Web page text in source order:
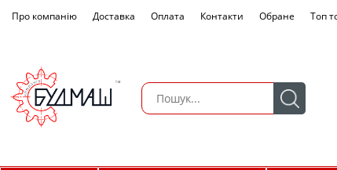
Про компанію Доставка Оплата Контакти Обране Топ